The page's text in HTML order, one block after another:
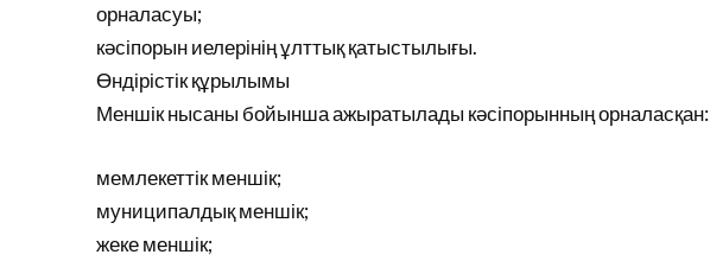
орналасуы;
кәсіпорын иелерінің ұлттық қатыстылығы.
Өндірістік құрылымы
Меншік нысаны бойынша ажыратылады кәсіпорынның орналасқан:
мемлекеттік меншік;
муниципалдық меншік;
жеке меншік;